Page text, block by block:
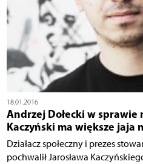
18.01.2016
Andrzej Dołecki w
Kaczyński ma większe jaja
Działacz społeczny i prezes
pochwalił Jarosława